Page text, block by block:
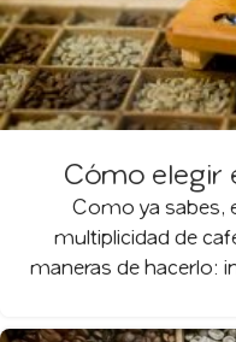
Cómo elegir
Como ya sabes,
multiplicidad de
maneras de hacerlo: